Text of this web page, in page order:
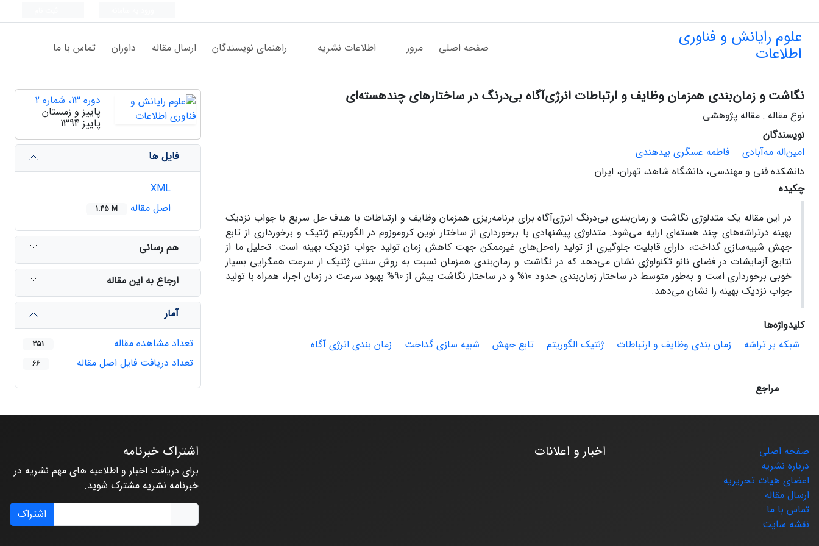
علوم رایانش و فناوری
اطلاعات صفحه اصلی مرور اطلاعات نشریه راهنمای نویسندگان ارسال مقاله داوران تماس با ما
نگاشت و زمان‌بندی همزمان وظایف و ارتباطات انرژی‌آگاه بی‌درنگ در ساختارهای چندهسته‌ای
نوع مقاله : مقاله پژوهشی
نویسندگان
امین‌اله مه‌آبادی
فاطمه عسگری بیدهندی
دانشکده فنی و مهندسی، دانشگاه شاهد، ﺗﻬﺮان، اﻳﺮان
چکیده
در این مقاله یک متدلوژی نگاشت و زمان‌بندی بی‌درنگ انرژی‌آگاه برای برنامه‌ریزی همزمان وظایف و ارتباطات با هدف حل سریع با جواب نزدیک
بهینه درتراشه‌های چند هسته‌ای ارایه می‌شود. متدلوژی پیشنهادی با برخورداری از ساختار نوین کروموزوم در الگوریتم ژنتیک و برخورداری از تابع
جهش شبیه‌سازی گداخت، دارای قابلیت جلوگیری از تولید راه‌حل‌های غیرممکن جهت کاهش زمان تولید جواب نزدیک بهینه است. تحلیل ما از
نتایج آزمایشات در فضای نانو تکنولوژی نشان می‌دهد که در نگاشت و زمان‌بندی همزمان نسبت به روش سنتی ژنتیک از سرعت همگرایی بسیار
خوبی برخورداری است و به‌طور متوسط در ساختار زمان‌بندی حدود 10% و در ساختار نگاشت بیش از 90% بهبود سرعت در زمان اجرا، همراه با تولید
جواب نزدیک بهینه را نشان می‌دهد.
کلیدواژه‌ها
شبکه بر تراشه
زمان بندی وظایف و ارتباطات ژنتیک الگوریتم تابع جهش شبیه سازی گداخت زمان بندی انرژی آگاه
مراجع
دوره 13، شماره 2
پاییز و زمستان
پاییز 1394
فایل ها
اصل مقاله
1.45 M
هم رسانی
ارجاع به این مقاله
آمار
تعداد مشاهده مقاله
351
تعداد دریافت فایل اصل مقاله 66
صفحه اصلی
درباره نشریه
اعضای هیات تحریریه
ارسال مقاله
تماس با ما
نقشه سایت
اخبار و اعلانات اشتراک خبرنامه
برای دریافت اخبار و اطلاعیه های مهم نشریه در
خبرنامه نشریه مشترک شوید.
اشتراک